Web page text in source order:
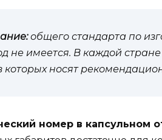
общего стандарта по
не имеется. В каждой
которых носят
номер в капсульном